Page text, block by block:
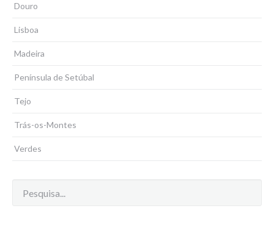
Douro
Lisboa
Madeira
Península de Setúbal
Tejo
Trás-os-Montes
Verdes